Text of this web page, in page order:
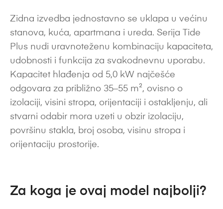
Zidna izvedba jednostavno se uklapa u većinu
stanova, kuća, apartmana i ureda. Serija Tide
Plus nudi uravnoteženu kombinaciju kapaciteta,
udobnosti i funkcija za svakodnevnu uporabu.
Kapacitet hlađenja od 5,0 kW najčešće
odgovara za približno 35–55 m², ovisno o
izolaciji, visini stropa, orijentaciji i ostakljenju, ali
stvarni odabir mora uzeti u obzir izolaciju,
površinu stakla, broj osoba, visinu stropa i
orijentaciju prostorije.
Za koga je ovaj model najbolji?